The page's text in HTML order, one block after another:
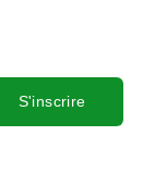
S'inscrire